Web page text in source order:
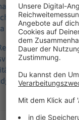
Brandl, den
ist im
für uns ist.»
des
nicht
Besetzung
vereinbar.